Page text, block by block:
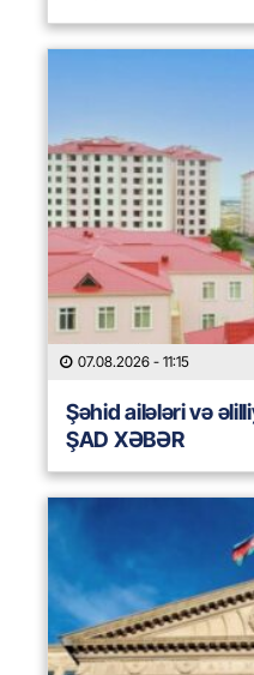
07.08.2026 - 11:15
Şəhid ailələri və
ŞAD XƏBƏR